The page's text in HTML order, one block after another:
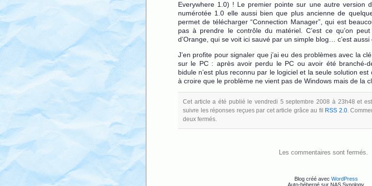
Everywhere 1.0) ! Le premier pointe sur une autre version
numérotée 1.0 elle aussi bien que plus ancienne de
permet de télécharger “Connection Manager”, qui est
pas à prendre le contrôle du matériel. C’est ce qu’on
d’Orange, qui se voit ici sauvé par un simple blog… c’est aussi
J’en profite pour signaler que j’ai eu des problèmes avec la
sur le PC : après avoir perdu le PC ou avoir été branché-
bidule n’est plus reconnu par le logiciel et la seule solution
à croire que le problème ne vient pas de Windows mais de la
Cet article a été publié le vendredi 5 septembre 2008 à 23h48 et
suivre les réponses reçues par cet article grâce au fil
RSS 2.0.
deux fermés.
Les commentaires sont fermés.
Blog créé avec WordPress
Auto-hébergé sur NAS Synology